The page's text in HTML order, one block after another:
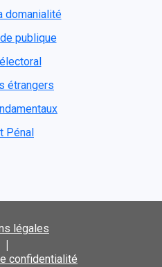
domanialité
publique
étrangers
Pénal
légales
|
confidentialité